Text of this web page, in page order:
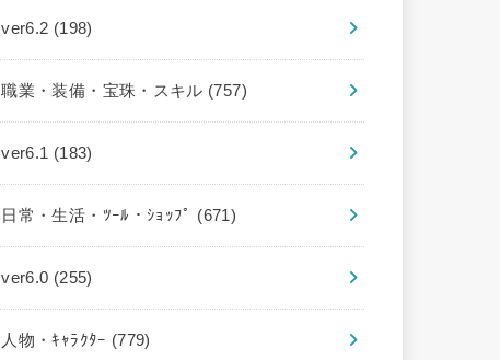
ver6.2 (198)
職業・装備・宝珠・スキル (757)
ver6.1 (183)
日常・生活・ﾂｰﾙ・ｼｮｯﾌﾟ (671)
ver6.0 (255)
人物・ｷｬﾗｸﾀｰ (779)